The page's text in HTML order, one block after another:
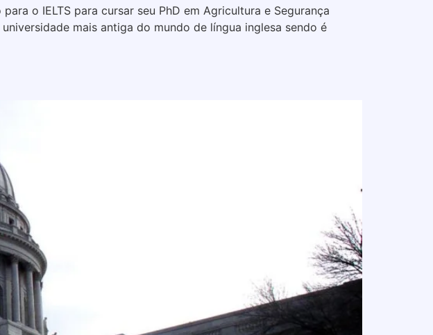
o IELTS para cursar seu PhD em Agricultura e Segurança
mais antiga do mundo de língua inglesa sendo é